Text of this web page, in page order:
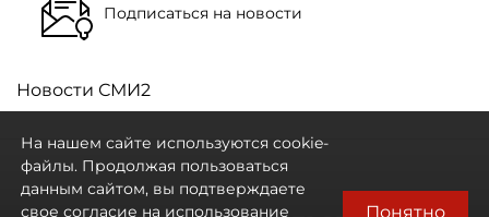
Подписаться на новости
Новости СМИ2
На нашем сайте используются cookie-
файлы. Продолжая пользоваться
данным сайтом, вы подтверждаете
свое согласие на использование
Понятно